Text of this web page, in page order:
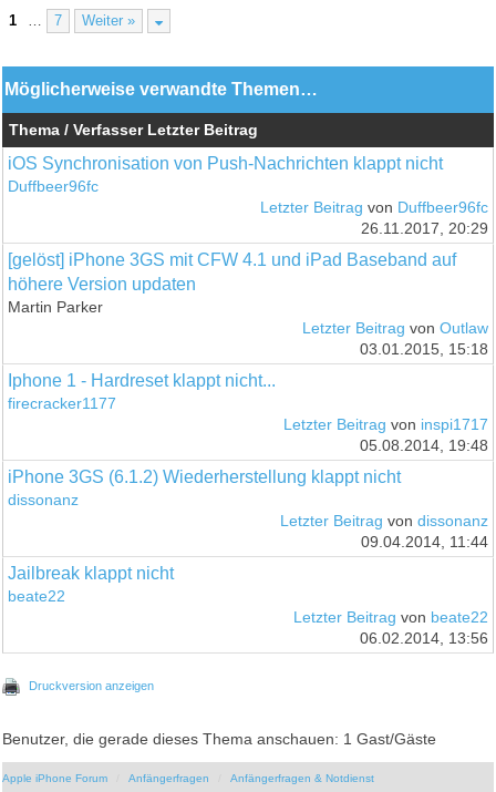
1 7 Weiter »
Möglicherweise verwandte Themen…
Thema / Verfasser Letzter Beitrag
iOS Synchronisation von Push-Nachrichten klappt nicht
Duffbeer96fc
Letzter Beitrag von Duffbeer96fc
26.11.2017, 20:29
[gelöst] iPhone 3GS mit CFW 4.1 und iPad Baseband auf
höhere Version updaten
Martin Parker
Letzter Beitrag von Outlaw
03.01.2015, 15:18
Iphone 1 - Hardreset klappt nicht...
firecracker1177
Letzter Beitrag von inspi1717
05.08.2014, 19:48
iPhone 3GS (6.1.2) Wiederherstellung klappt nicht
dissonanz
Letzter Beitrag von dissonanz
09.04.2014, 11:44
Jailbreak klappt nicht
beate22
Letzter Beitrag von beate22
06.02.2014, 13:56
Druckversion anzeigen
Benutzer, die gerade dieses Thema anschauen: 1 Gast/Gäste
Apple iPhone Forum Anfängerfragen Anfängerfragen & Notdienst